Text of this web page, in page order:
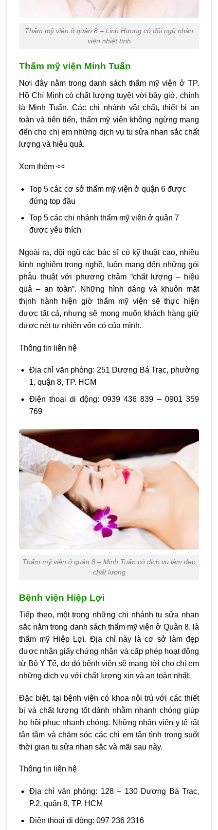
Thẩm mỹ viện ở quận 8 – Linh Hương có đội ngũ nhân
viên nhiệt tình
Thẩm mỹ viện Minh Tuấn
Nơi đây nằm trong danh sách thẩm mỹ viện ở TP.
Hồ Chí Minh có chất lượng tuyệt vời bây giờ, chính
là Minh Tuấn. Các chi nhánh vật chất, thiết bị an
toàn và tiên tiến, thẩm mỹ viện không ngừng mang
đến cho chị em những dịch vụ tu sửa nhan sắc chất
lượng và hiệu quả.
Xem thêm <<
Top 5 các cơ sở thẩm mỹ viện ở quận 6 được
đứng top đầu
Top 5 các chi nhánh thẩm mỹ viện ở quận 7
được yêu thích
Ngoài ra, đội ngũ các bác sĩ có kỹ thuật cao, nhiều
kinh nghiệm trong nghề, luôn mang đến những gói
phẫu thuật với phương châm “chất lượng – hiệu
quả – an toàn”. Những hình dáng và khuôn mặt
thịnh hành hiện giờ thẩm mỹ viện sẽ thực hiện
được tất cả, nhưng sẽ mong muốn khách hàng giữ
được nét tự nhiên vốn có của mình.
Thông tin liên hệ
Địa chỉ văn phòng: 251 Dương Bá Trạc, phường
1, quận 8, TP. HCM
Điện thoại di động: 0939 436 839 – 0901 359
769
Thẩm mỹ viện ở quận 8 – Minh Tuấn có dịch vụ làm đẹp
chất lượng
Bệnh viện Hiệp Lợi
Tiếp theo, một trong những chi nhánh tu sửa nhan
sắc nằm trong danh sách thẩm mỹ viện ở Quận 8, là
thẩm mỹ Hiệp Lợi. Địa chỉ này là cơ sở làm đẹp
được nhận giấy chứng nhận và cấp phép hoạt động
từ Bộ Y Tế, do đó bệnh viện sẽ mang tới cho chị em
những dịch vụ với chất lượng xịn và an toàn nhất.
Đặc biệt, tại bệnh viện có khoa nội trú với các thiết
bị và chất lượng tốt dành nhằm nhanh chóng giúp
họ hồi phục nhanh chóng. Những nhân viên y tế rất
tận tâm và chăm sóc các chị em tận tình trong suốt
thời gian tu sửa nhan sắc và mãi sau này.
Thông tin liên hệ
Địa chỉ văn phòng: 128 – 130 Dương Bá Trạc,
P.2, quận 8, TP. HCM
Điện thoại di động: 097 236 2316